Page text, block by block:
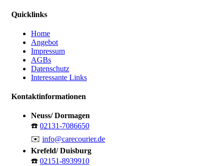
Quicklinks
Home
Angebot
Impressum
AGBs
Datenschutz
Interessante Links
Kontaktinformationen
Neuss/ Dormagen
☎️ 02131-7086650
✉️ info@carecourier.de
Krefeld/ Duisburg
☎️ 02151-8939910